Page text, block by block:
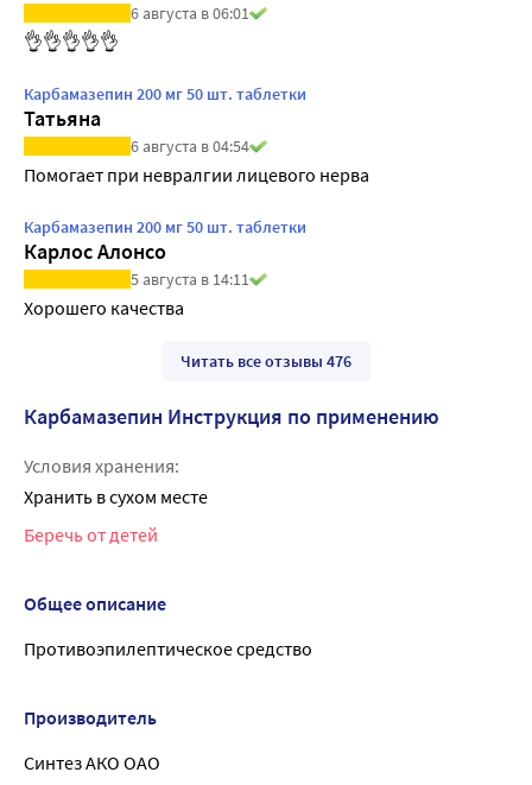
6 августа в 06:01
👌👌👌👌👌
Карбамазепин 200 мг 50 шт. таблетки
Татьяна
6 августа в 04:54
Помогает при невралгии лицевого нерва
Карбамазепин 200 мг 50 шт. таблетки
Карлос Алонсо
5 августа в 14:11
Хорошего качества
Читать все отзывы 476
Карбамазепин Инструкция по применению
Условия хранения:
Хранить в сухом месте
Беречь от детей
Общее описание
Противоэпилептическое средство
Производитель
Синтез АКО ОАО